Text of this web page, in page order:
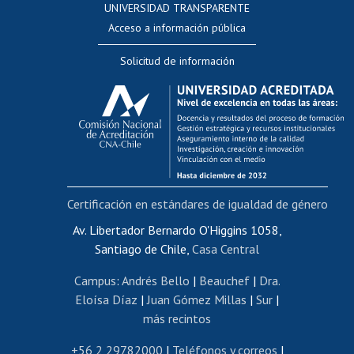
Evaluación docente
Calificación académica
Postulación al AUCAI
Funcionarias/os
Cursos internos de capacitación
Bienestar del personal
Portal de movilidad interna
Certificado de renta
Certificado de renta honorarios
Editar páginas blancas
Extranjeras/os
Revalidación y reconocimiento de títulos
UNIVERSIDAD TRANSPARENTE
Acceso a información pública
Solicitud de información
Av. Libertador Bernardo O'Higgins 1058,
Santiago de Chile, Casa Central
Campus: Andrés Bello | Beauchef| Dra.
Eloísa Díaz |Juan Gómez Millas | Sur |
más recintos
+56 2 29782000 | Teléfonos y correos |
Certificación en estándares de igualdad de género